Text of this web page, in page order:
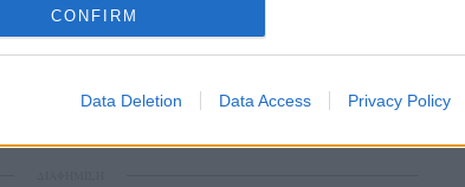
CONFIRM
Data Deletion Data Access Privacy Policy
τότε εντάξει, αλλιώς δεν δίνεται
τις οποίες δυστυχώς το πλήρωμα του
κάτι.